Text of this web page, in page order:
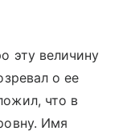
эту величину
о ее
что в
Имя